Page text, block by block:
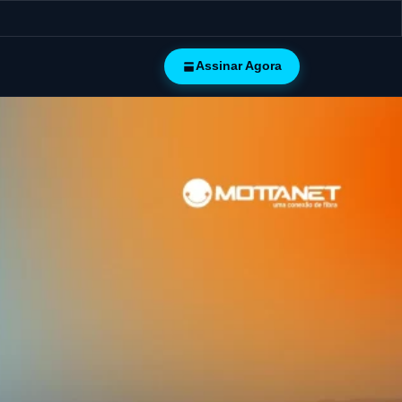
Assinar Agora